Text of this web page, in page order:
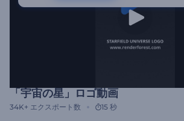
「宇宙の星」ロゴ動画
34K+ エクスポート数 15 秒